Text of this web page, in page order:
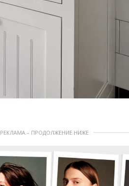
РЕКЛАМА – ПРОДОЛЖЕНИЕ НИЖЕ